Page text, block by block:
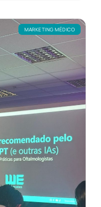
MARKETING MÉDICO